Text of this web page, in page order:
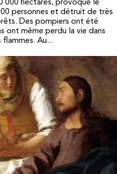
000 hectares, provoqué le
personnes et détruit de très
Des pompiers ont été
ont même perdu la vie dans
Au...